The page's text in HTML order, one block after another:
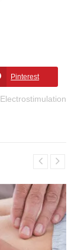
Pinterest
Electrostimulation